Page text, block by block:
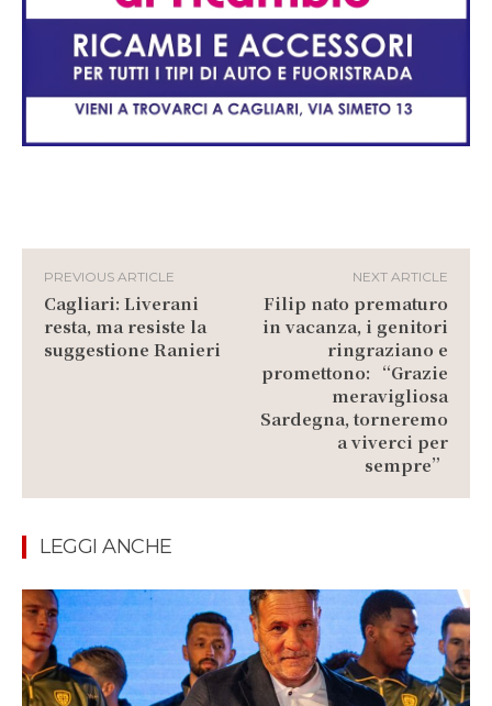
PREVIOUS ARTICLE
Cagliari: Liverani
resta, ma resiste la
suggestione Ranieri
NEXT ARTICLE
Filip nato prematuro
in vacanza, i genitori
ringraziano e
promettono: “Grazie
meravigliosa
Sardegna, torneremo
a viverci per
sempre”
LEGGI ANCHE